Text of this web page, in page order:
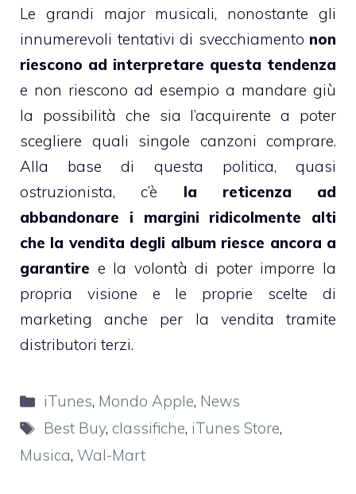
Le grandi major musicali, nonostante gli
innumerevoli tentativi di svecchiamento non
riescono ad interpretare questa tendenza
e non riescono ad esempio a mandare giù
la possibilità che sia l’acquirente a poter
scegliere quali singole canzoni comprare.
Alla base di questa politica, quasi
ostruzionista, c’è la reticenza ad
abbandonare i margini ridicolmente alti
che la vendita degli album riesce ancora a
garantire e la volontà di poter imporre la
propria visione e le proprie scelte di
marketing anche per la vendita tramite
distributori terzi.
Categorie
iTunes, Mondo Apple, News
Tag
Best Buy, classifiche, iTunes Store,
Musica, Wal-Mart